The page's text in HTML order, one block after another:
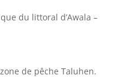
du littoral d’Awala –
de pêche Taluhen.